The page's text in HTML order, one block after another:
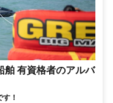
舶 有資格者のアルバ
！